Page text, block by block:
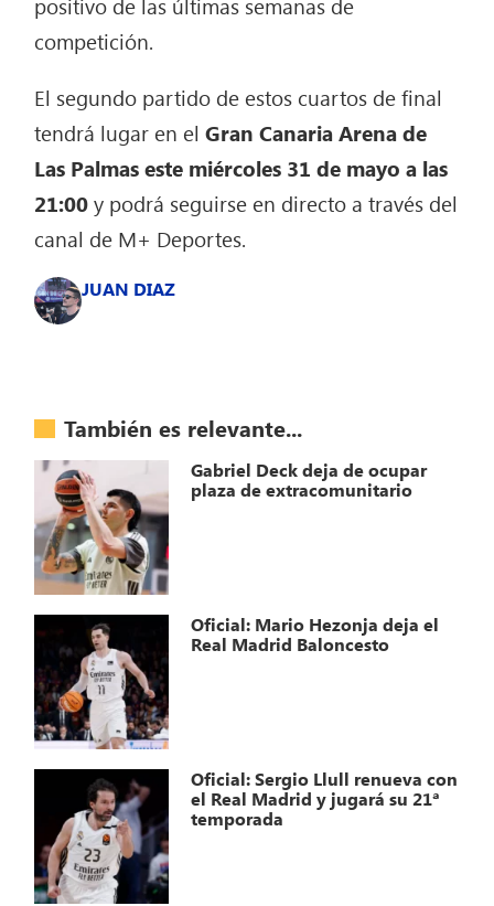
competición.
El segundo partido de estos cuartos de final
tendrá lugar en elGran Canaria Arena de
Las Palmas este miércoles 31 de mayo a las
21:00y podrá seguirse en directo a través del
canal de M+ Deportes.
JUAN DIAZ
También es relevante...
Gabriel Deck deja de ocupar
plaza de extracomunitario
Oficial: Mario Hezonja deja el
Real Madrid Baloncesto
Oficial: Sergio Llull renueva con
el Real Madrid y jugará su 21ª
temporada